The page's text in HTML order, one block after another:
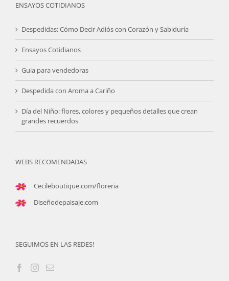
ENSAYOS COTIDIANOS
Despedidas: Cómo Decir Adiós con Corazón y Sabiduría
Ensayos Cotidianos
Guia para vendedoras
Despedida con Aroma a Cariño
Día del Niño: flores, colores y pequeños detalles que crean
grandes recuerdos
WEBS RECOMENDADAS
Cecileboutique.com/floreria
Diseñodepaisaje.com
SEGUIMOS EN LAS REDES!